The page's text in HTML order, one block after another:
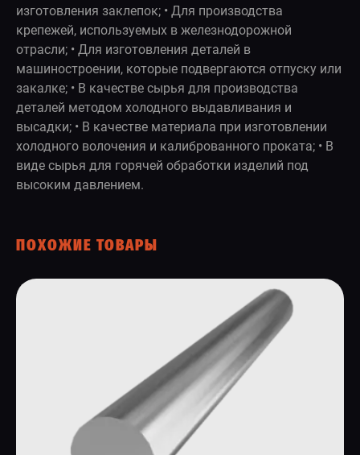
изготовления заклепок; • Для производства
крепежей, используемых в железнодорожной
отрасли; • Для изготовления деталей в
машиностроении, которые подвергаются отпуску или
закалке; • В качестве сырья для производства
деталей методом холодного выдавливания и
высадки; • В качестве материала при изготовлении
холодного волочения и калиброванного проката; • В
виде сырья для горячей обработки изделий под
высоким давлением.
ПОХОЖИЕ ТОВАРЫ